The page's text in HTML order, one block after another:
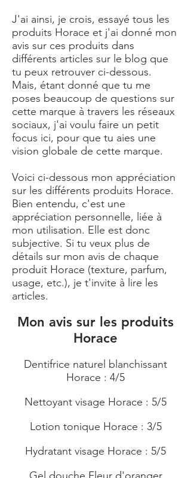
J'ai ainsi, je crois, essayé tous les
produits Horace et j'ai donné mon
avis sur ces produits dans
différents articles sur le blog que
tu peux retrouver ci-dessous.
Mais, étant donné que tu me
poses beaucoup de questions sur
cette marque à travers les réseaux
sociaux, j'ai voulu faire un petit
focus ici, pour que tu aies une
vision globale de cette marque.
Voici ci-dessous mon appréciation
sur les différents produits Horace.
Bien entendu, c'est une
appréciation personnelle, liée à
mon utilisation. Elle est donc
subjective. Si tu veux plus de
détails sur mon avis de chaque
produit Horace (texture, parfum,
usage, etc.), je t'invite à lire les
articles.
Mon avis sur les produits
Horace
Dentifrice naturel blanchissant
Horace : 4/5
Nettoyant visage Horace : 5/5
Lotion tonique Horace : 3/5
Hydratant visage Horace : 5/5